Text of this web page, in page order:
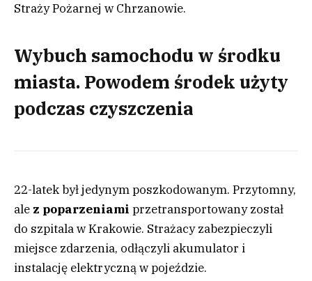
Straży Pożarnej w Chrzanowie.
Wybuch samochodu w środku
miasta. Powodem środek użyty
podczas czyszczenia
22-latek był jedynym poszkodowanym. Przytomny,
ale z poparzeniami przetransportowany został
do szpitala w Krakowie. Strażacy zabezpieczyli
miejsce zdarzenia, odłączyli akumulator i
instalację elektryczną w pojeździe.